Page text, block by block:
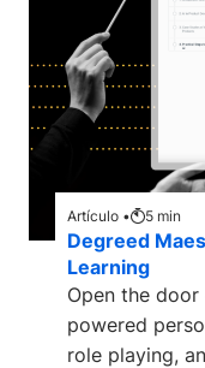
Artículo • 5 min
Degreed
Learning
Open the
powered
role playing,